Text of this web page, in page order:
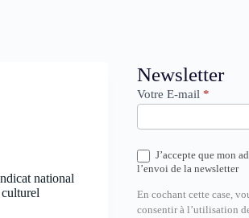
national
Newsletter
Newsletter
Votre E-mail *
J’accepte que mon
l’envoi de la newsletter
En cochant cette case,
consentir à l’utilisation